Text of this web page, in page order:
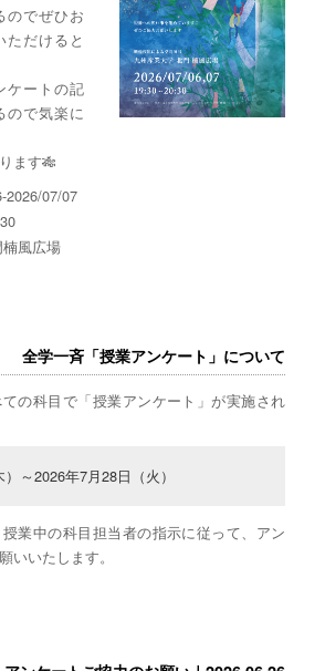
のでぜひお
ただけると
ケートの記
ので気楽に
ます🎋
2026/07/07
風広場
全学一斉「授業アンケート」について
の科目で「授業アンケート」が実施され
～2026年7月28日（火）
業中の科目担当者の指示に従って、アン
いいたします。